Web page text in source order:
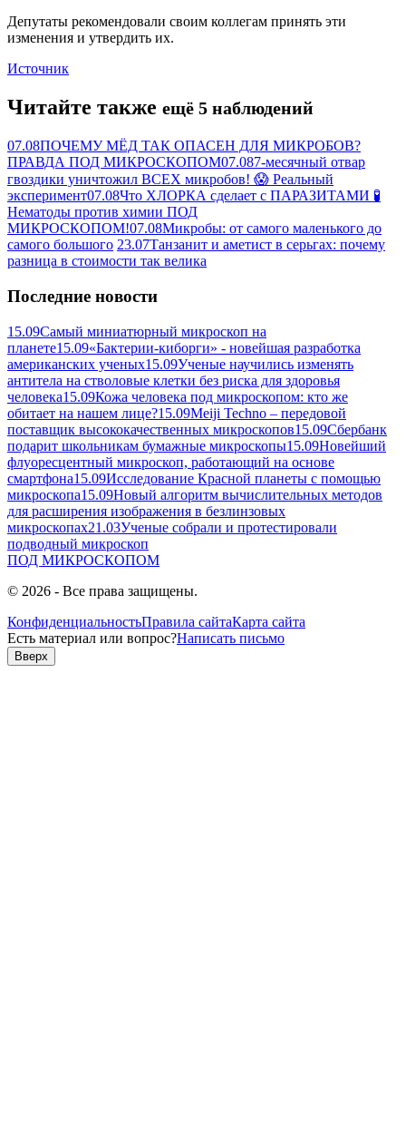
Депутаты рекомендовали своим коллегам принять эти
изменения и утвердить их.
Источник
Читайте также ещё 5 наблюдений
07.08ПОЧЕМУ МЁД ТАК ОПАСЕН ДЛЯ МИКРОБОВ?
ПРАВДА ПОД МИКРОСКОПОМ07.087-месячный отвар
гвоздики уничтожил ВСЕХ микробов! 😱 Реальный
эксперимент07.08Что ХЛОРКА сделает с ПАРАЗИТАМИ 🧪
Нематоды против химии ПОД
МИКРОСКОПОМ!07.08Микробы: от самого маленького до
самого большого 23.07Танзанит и аметист в серьгах: почему
разница в стоимости так велика
Последние новости
15.09Самый миниатюрный микроскоп на
планете15.09«Бактерии-киборги» - новейшая разработка
американских ученых15.09Ученые научились изменять
антитела на стволовые клетки без риска для здоровья
человека15.09Кожа человека под микроскопом: кто же
обитает на нашем лице?15.09Meiji Techno – передовой
поставщик высококачественных микроскопов15.09Сбербанк
подарит школьникам бумажные микроскопы15.09Новейший
флуоресцентный микроскоп, работающий на основе
смартфона15.09Исследование Красной планеты с помощью
микроскопа15.09Новый алгоритм вычислительных методов
для расширения изображения в безлинзовых
микроскопах21.03Ученые собрали и протестировали
подводный микроскоп
ПОД МИКРОСКОПОМ
© 2026 - Все права защищены.
КонфиденциальностьПравила сайтаКарта сайта
Есть материал или вопрос?Написать письмо
Вверх